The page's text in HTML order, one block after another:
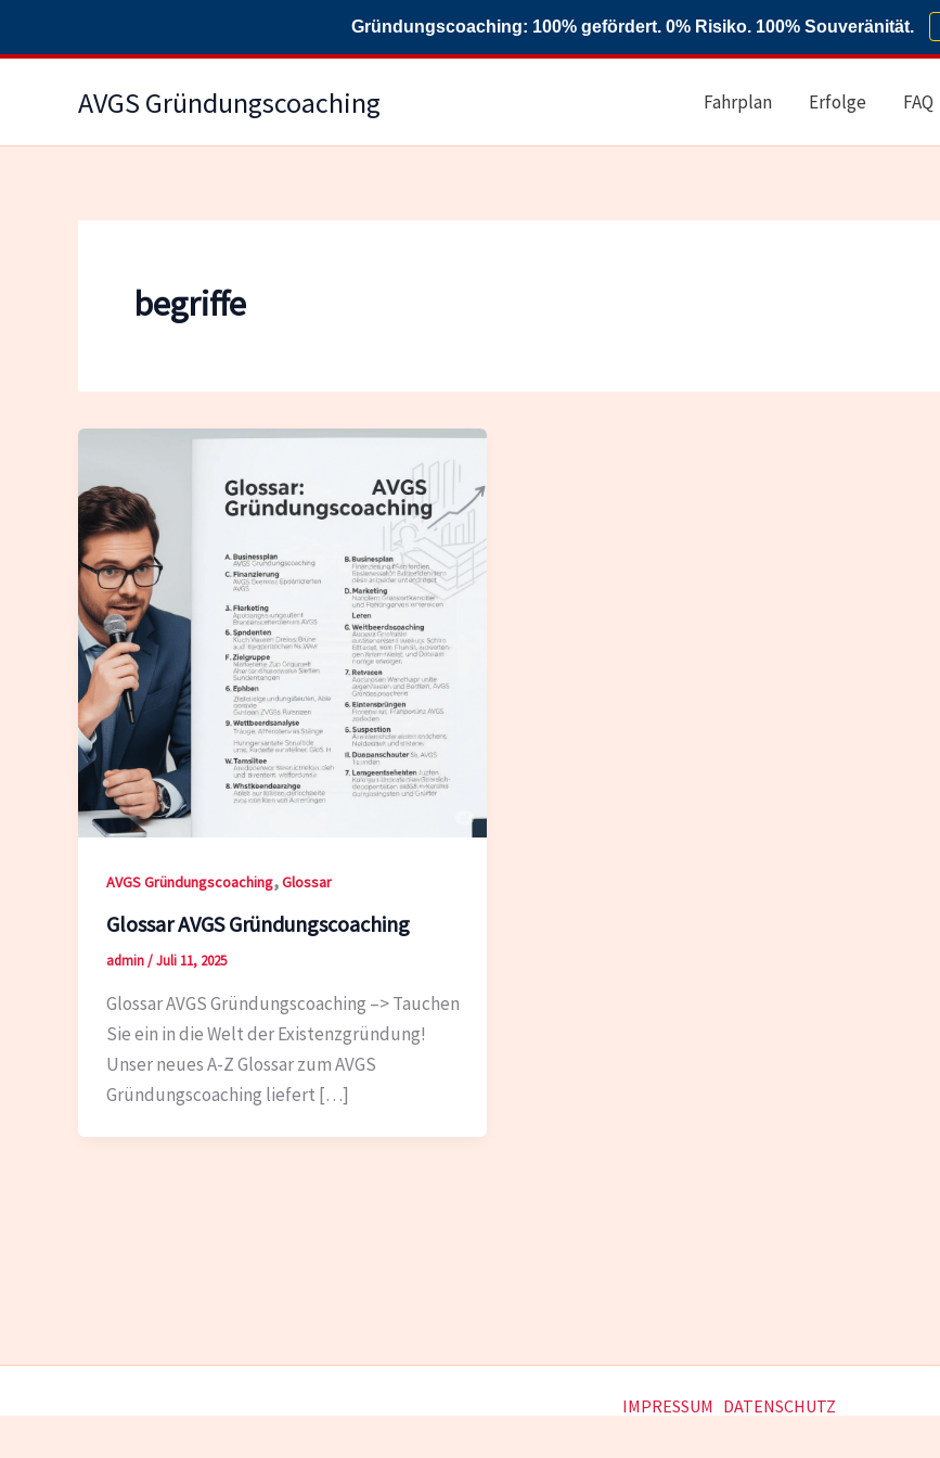
Gründungscoaching: 100% gefördert. 0% Risiko. 100% Souveränität.
AVGS Gründungscoaching Fahrplan Erfolge FAQ
begriffe
AVGS Gründungscoaching,Glossar
Glossar AVGS Gründungscoaching
admin/Juli 11, 2025
Glossar AVGS Gründungscoaching –> Tauchen
Sie ein in die Welt der Existenzgründung!
Unser neues A-Z Glossar zum AVGS
Gründungscoaching liefert […]
IMPRESSUM DATENSCHUTZ